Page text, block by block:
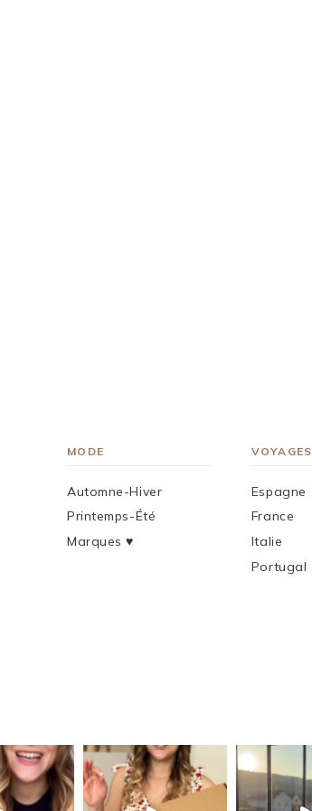
MODE
Automne-Hiver
Printemps-Été
Marques ♥︎
VOYAGES
Espagne
France
Italie
Portugal